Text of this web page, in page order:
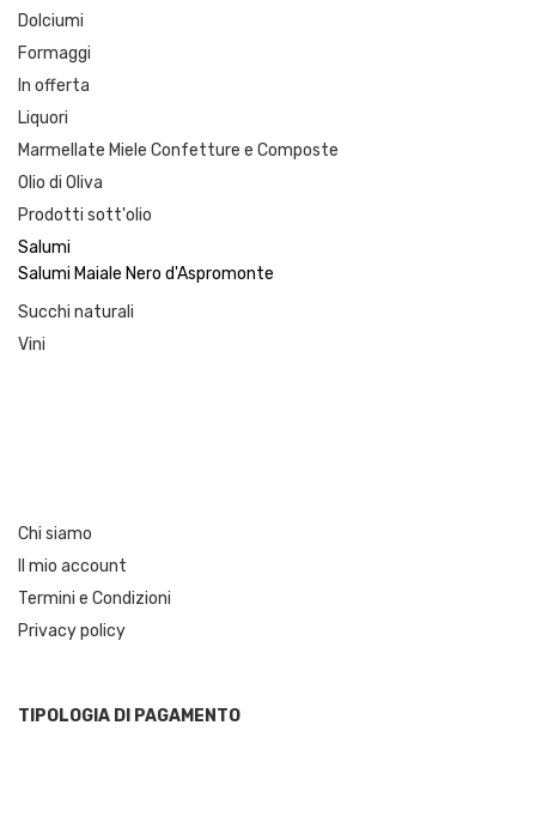
Dolciumi
Formaggi
In offerta
Liquori
Marmellate Miele Confetture e Composte
Olio di Oliva
Prodotti sott'olio
Salumi
Salumi Maiale Nero d'Aspromonte
Succhi naturali
Vini
Chi siamo
Il mio account
Termini e Condizioni
Privacy policy
TIPOLOGIA DI PAGAMENTO